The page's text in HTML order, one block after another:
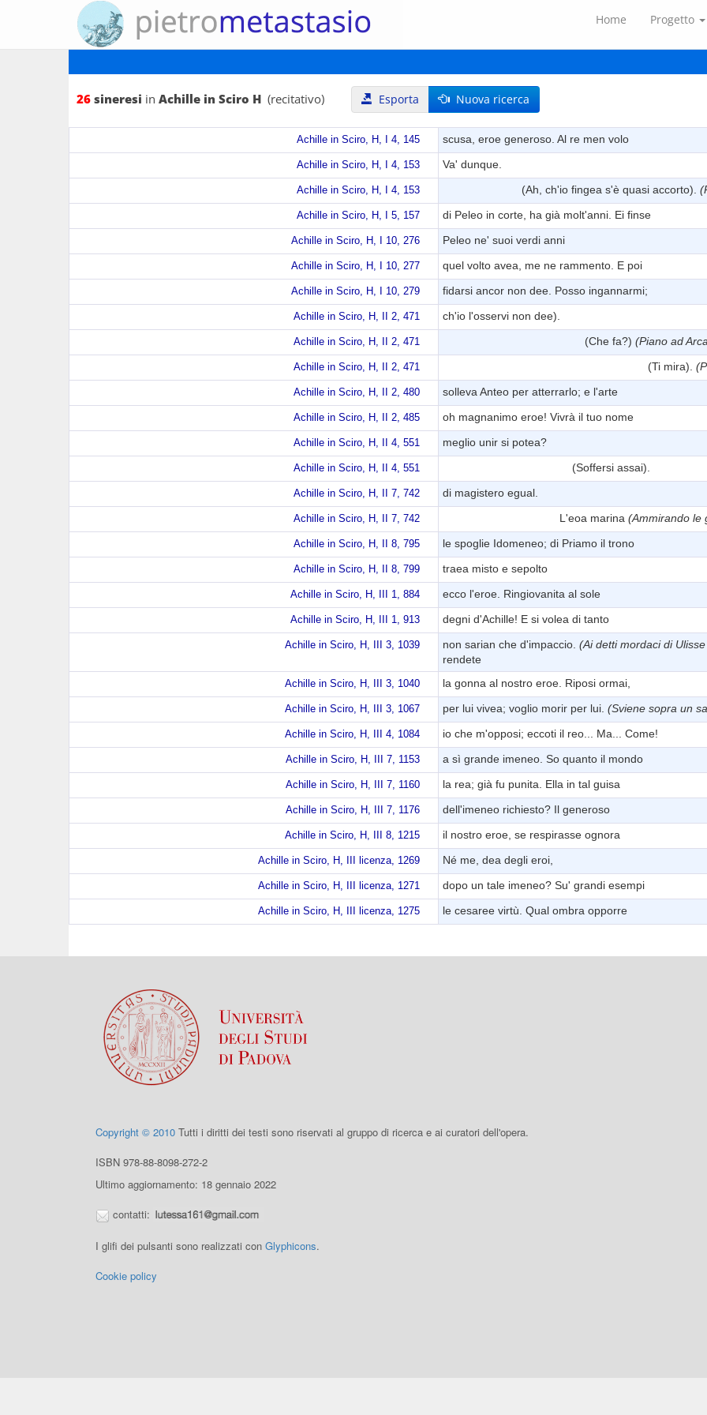
Home Progetto
26 sineresi in Achille in Sciro H (recitativo) Esporta Nuova ricerca
Achille in Sciro, H, I 4, 145 scusa, eroe generoso. Al re men volo
Achille in Sciro, H, I 4, 153 Va' dunque.
Achille in Sciro, H, I 4, 153 (Ah, ch'io fingea s'è quasi accorto).
Achille in Sciro, H, I 5, 157 di Peleo in corte, ha già molt'anni. Ei finse
Achille in Sciro, H, I 10, 276 Peleo ne' suoi verdi anni
Achille in Sciro, H, I 10, 277 quel volto avea, me ne rammento. E poi
Achille in Sciro, H, I 10, 279 fidarsi ancor non dee. Posso ingannarmi;
Achille in Sciro, H, II 2, 471 ch'io l'osservi non dee).
Achille in Sciro, H, II 2, 471 (Che fa?)(Piano ad
Achille in Sciro, H, II 2, 471 (Ti mira).
Achille in Sciro, H, II 2, 480 solleva Anteo per atterrarlo; e l'arte
Achille in Sciro, H, II 2, 485 oh magnanimo eroe! Vivrà il tuo nome
Achille in Sciro, H, II 4, 551 meglio unir si potea?
Achille in Sciro, H, II 4, 551 (Soffersi assai).
Achille in Sciro, H, II 7, 742 di magistero egual.
Achille in Sciro, H, II 7, 742 L'eoa marina(Ammirando le
Achille in Sciro, H, II 8, 795 le spoglie Idomeneo; di Priamo il trono
Achille in Sciro, H, II 8, 799 traea misto e sepolto
Achille in Sciro, H, III 1, 884 ecco l'eroe. Ringiovanita al sole
Achille in Sciro, H, III 1, 913 degni d'Achille! E si volea di tanto
Achille in Sciro, H, III 3, 1039 non sarian che d'impaccio.(Ai detti mordaci di
rendete
Achille in Sciro, H, III 3, 1040 la gonna al nostro eroe. Riposi ormai,
Achille in Sciro, H, III 3, 1067 per lui vivea; voglio morir per lui.(Sviene sopra un
Achille in Sciro, H, III 4, 1084 io che m'opposi; eccoti il reo... Ma... Come!
Achille in Sciro, H, III 7, 1153 a sì grande imeneo. So quanto il mondo
Achille in Sciro, H, III 7, 1160 la rea; già fu punita. Ella in tal guisa
Achille in Sciro, H, III 7, 1176 dell'imeneo richiesto? Il generoso
Achille in Sciro, H, III 8, 1215 il nostro eroe, se respirasse ognora
Achille in Sciro, H, III licenza, 1269 Né me, dea degli eroi,
Achille in Sciro, H, III licenza, 1271 dopo un tale imeneo? Su' grandi esempi
Achille in Sciro, H, III licenza, 1275 le cesaree virtù. Qual ombra opporre
Copyright © 2010 Tutti i diritti dei testi sono riservati al gruppo di ricerca e ai curatori dell'opera.
ISBN 978-88-8098-272-2
Ultimo aggiornamento: 18 gennaio 2022
contatti:
I glifi dei pulsanti sono realizzati con Glyphicons.
Cookie policy